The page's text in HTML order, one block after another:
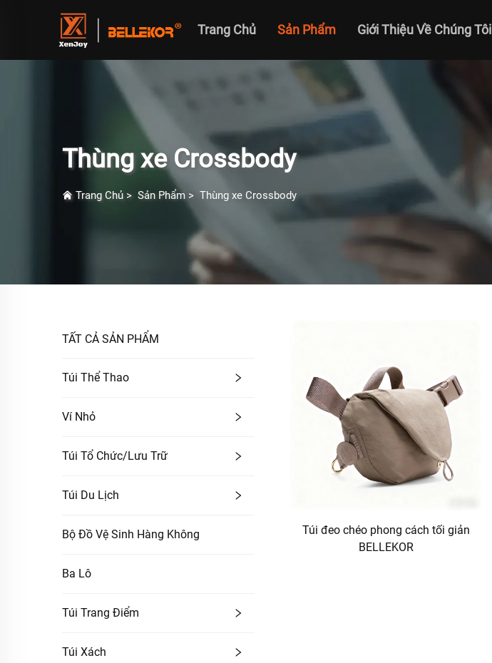
Trang Chủ Sản Phẩm Giới Thiệu Về Chúng Tôi
Thùng xe Crossbody
Trang Chủ > Sản Phẩm > Thùng xe Crossbody
TẤT CẢ SẢN PHẨM
Túi Thể Thao
Ví Nhỏ
Túi Tổ Chức/lưu Trữ
Túi Du Lịch
Bộ Đồ Vệ Sinh Hàng Không
Ba Lô
Túi Trang Điểm
Túi Xách
Túi đeo chéo phong cách tối giản
BELLEKOR